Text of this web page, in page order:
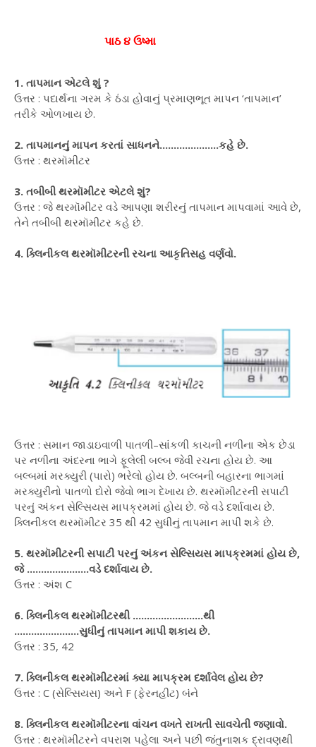
પાઠ ૪ ઉષ્મા
1. તાપમાન એટલે શું ?
ઉત્તર : પદાર્થના ગરમ કે ઠંડા હોવાનું પ્રમાણભૂત માપન ‘તાપમાન’
તરીકે ઓળખાય છે.
2. તાપમાનનું માપન કરતાં સાધનને.....................કહે છે.
ઉત્તર : થરમૉમીટર
3. તબીબી થરમૉમીટર એટલે શું?
ઉત્તર : જે થરમૉમીટર વડે આપણા શરીરનું તાપમાન માપવામાં આવે છે,
તેને તબીબી થરમૉમીટર કહે છે.
4. ક્લિનીકલ થરમૉમીટરની રચના આકૃતિસહ વર્ણવો.
ઉત્તર : સમાન જાડાઇવાળી પાતળી–સાંકળી કાચની નળીના એક છેડા
પર નળીના અંદરના ભાગે ફૂલેલી બલ્બ જેવી રચના હોય છે. આ
બલ્બમાં મરક્યુરી (પારો) ભરેલો હોય છે. બલ્બની બહારના ભાગમાં
મરક્યુરીનો પાતળો દોરો જેવો ભાગ દેખાય છે. થરમૉમીટરની સપાટી
પરનું અંકન સેલ્સિયસ માપક્રમમાં હોય છે. જે વડે દર્શાવાય છે.
ક્લિનીકલ થરમૉમીટર 35 થી 42 સુધીનું તાપમાન માપી શકે છે.
5. થરમૉમીટરની સપાટી પરનું અંકન સેલ્સિયસ માપક્રમમાં હોય છે,
જે ......................વડે દર્શાવાય છે.
ઉત્તર : અંશ C
6. ક્લિનીકલ થરમૉમીટરથી .........................થી
.......................સુધીનું તાપમાન માપી શકાય છે.
ઉત્તર : 35, 42
7. ક્લિનીકલ થરમૉમીટરમાં ક્યા માપક્રમ દર્શાવેલ હોય છે?
ઉત્તર : C (સેલ્સિયસ) અને F (ફેરનહીટ) બંને
8. ક્લિનીકલ થરમૉમીટરના વાંચન વખતે રાખતી સાવચેતી જણાવો.
ઉત્તર : થરમૉમીટરને વપરાશ પહેલા અને પછી જંતુનાશક દ્રાવણથી